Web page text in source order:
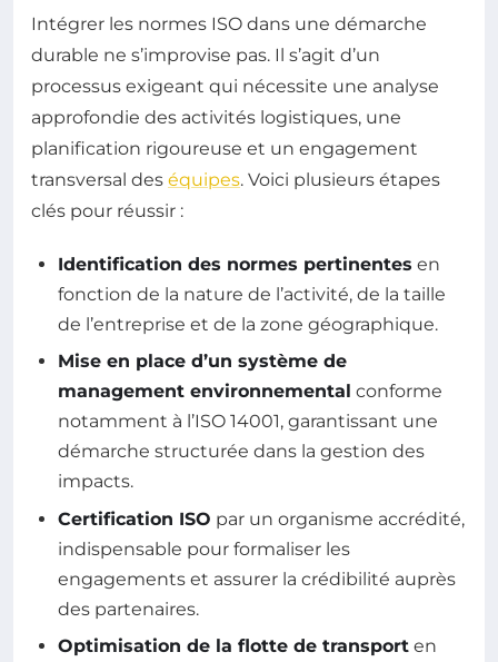
Intégrer les normes ISO dans une démarche
durable ne s’improvise pas. Il s’agit d’un
processus exigeant qui nécessite une analyse
approfondie des activités logistiques, une
planification rigoureuse et un engagement
transversal des équipes. Voici plusieurs étapes
clés pour réussir :
Identification des normes pertinentes en
fonction de la nature de l’activité, de la taille
de l’entreprise et de la zone géographique.
Mise en place d’un système de
management environnemental conforme
notamment à l’ISO 14001, garantissant une
démarche structurée dans la gestion des
impacts.
Certification ISO par un organisme accrédité,
indispensable pour formaliser les
engagements et assurer la crédibilité auprès
des partenaires.
Optimisation de la flotte de transport en